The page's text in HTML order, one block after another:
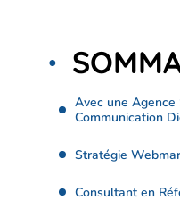
Avec une Agence
Communication
Stratégie
Consultant en